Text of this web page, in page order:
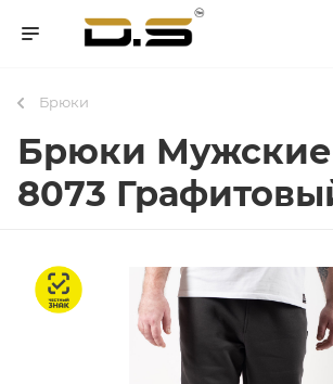
Брюки
Брюки Мужские
8073
Честный знак